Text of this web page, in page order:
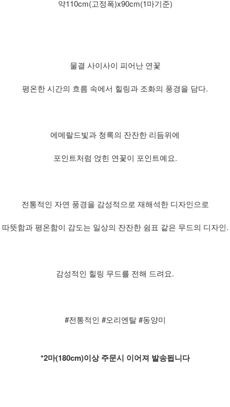
약110cm(고정폭)x90cm(1마기준)
물결 사이사이 피어난 연꽃
평온한 시간의 흐름 속에서 힐링과 조화의 풍경을 담다.
에메랄드빛과 청록의 잔잔한 리듬위에
포인트처럼 얹힌 연꽃이 포인트예요.
전통적인 자연 풍경을 감성적으로 재해석한 디자인으로
따뜻함과 평온함이 감도는 일상의 잔잔한 쉼표 같은 무드의 디자인.
감성적인 힐링 무드를 전해 드려요.
#전통적인 #오리엔탈 #동양미
*2마(180cm)이상 주문시 이어져 발송됩니다